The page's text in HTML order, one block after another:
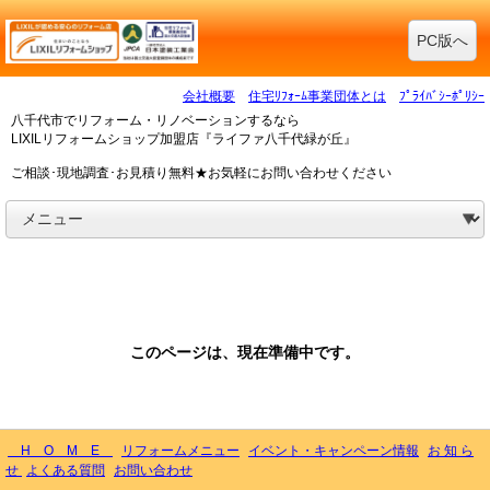
PC版へ
会社概要 住宅ﾘﾌｫｰﾑ事業団体とは
ﾌﾟﾗｲﾊﾞｼｰﾎﾟﾘｼｰ
八千代市でリフォーム・リノベーションするなら
LIXILリフォームショップ加盟店『ライファ八千代緑が丘』
ご相談･現地調査･お見積り無料★お気軽にお問い合わせください
このページは、現在準備中です。
H O M E リフォームメニュー イベント・キャンペーン情報
お 知 ら
せ よくある質問 お問い合わせ